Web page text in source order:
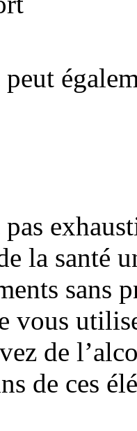
la santé
sans
vous
de
de ces